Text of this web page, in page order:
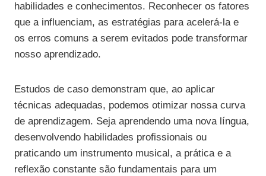
habilidades e conhecimentos. Reconhecer os fatores
que a influenciam, as estratégias para acelerá-la e
os erros comuns a serem evitados pode transformar
nosso aprendizado.
Estudos de caso demonstram que, ao aplicar
técnicas adequadas, podemos otimizar nossa curva
de aprendizagem. Seja aprendendo uma nova língua,
desenvolvendo habilidades profissionais ou
praticando um instrumento musical, a prática e a
reflexão constante são fundamentais para um